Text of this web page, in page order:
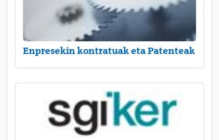
Enpresekin kontratuak eta Patenteak